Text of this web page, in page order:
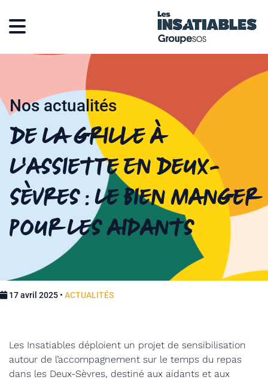
Nos actualités
De la grille à
l’assiette en Deux-
Sèvres : le bien manger
pour les aidants
17 avril 2025 • ACTUALITÉS
Les Insatiables déploient un projet de sensibilisation
autour de l’accompagnement sur le temps du repas
dans les Deux-Sèvres, destiné aux aidants et aux